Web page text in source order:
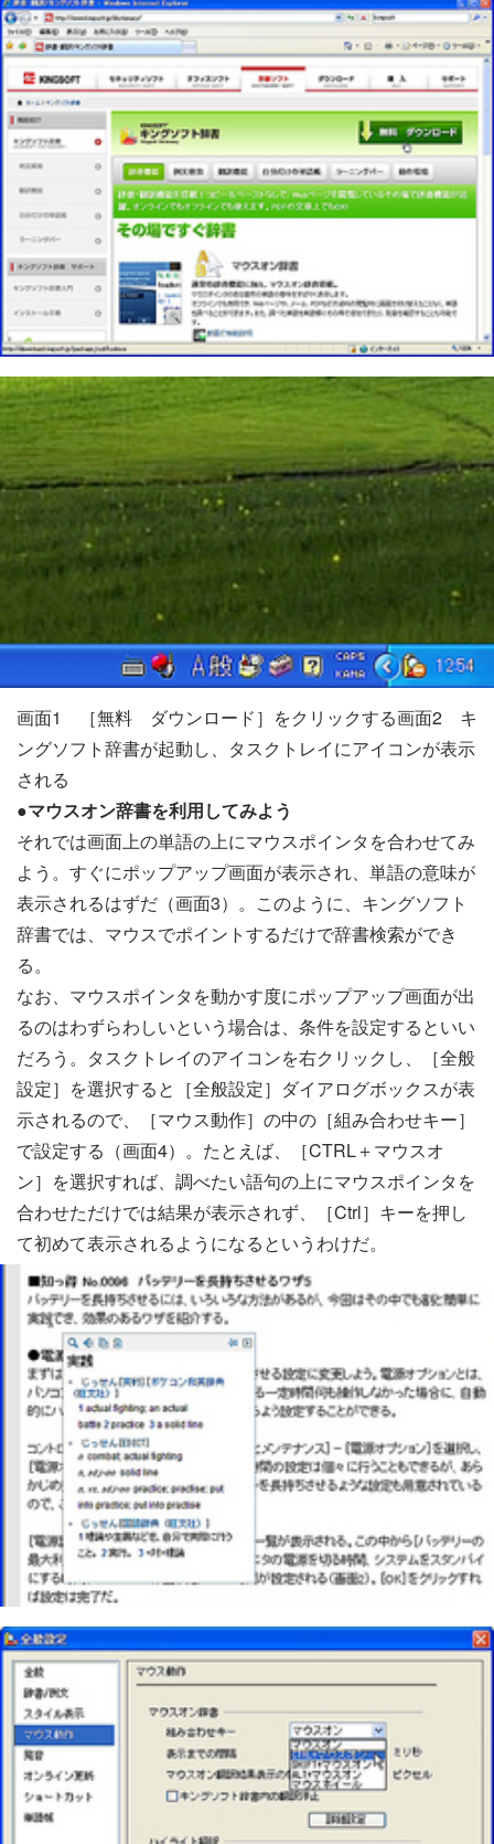
画面1 ［無料 ダウンロード］をクリックする画面2 キ
ングソフト辞書が起動し、タスクトレイにアイコンが表示
される
●マウスオン辞書を利用してみよう
それでは画面上の単語の上にマウスポインタを合わせてみ
よう。すぐにポップアップ画面が表示され、単語の意味が
表示されるはずだ（画面3）。このように、キングソフト
辞書では、マウスでポイントするだけで辞書検索ができ
る。
なお、マウスポインタを動かす度にポップアップ画面が出
るのはわずらわしいという場合は、条件を設定するといい
だろう。タスクトレイのアイコンを右クリックし、［全般
設定］を選択すると［全般設定］ダイアログボックスが表
示されるので、［マウス動作］の中の［組み合わせキー］
で設定する（画面4）。たとえば、［CTRL＋マウスオ
ン］を選択すれば、調べたい語句の上にマウスポインタを
合わせただけでは結果が表示されず、［Ctrl］キーを押し
て初めて表示されるようになるというわけだ。